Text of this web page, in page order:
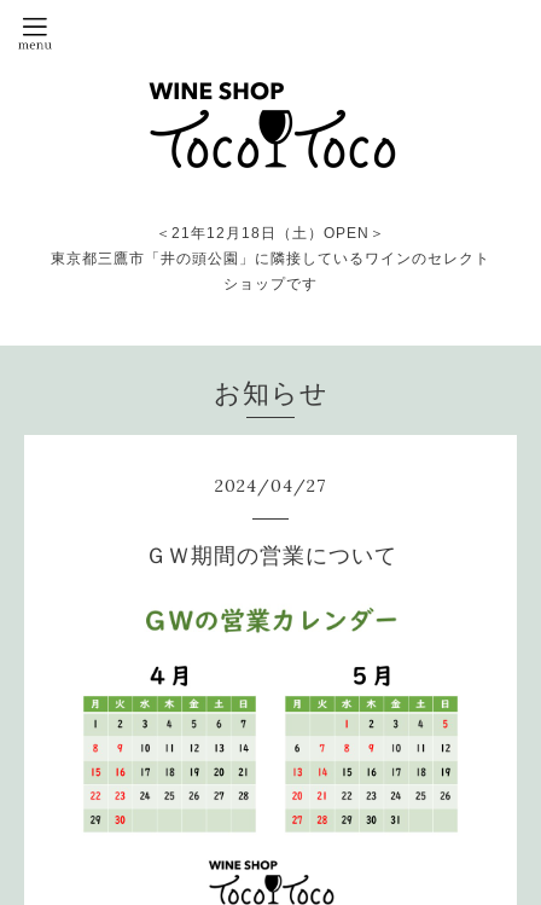
＜21年12月18日（土）OPEN＞
東京都三鷹市「井の頭公園」に隣接しているワインのセレクト
ショップです
お知らせ
2024/04/27
ＧＷ期間の営業について